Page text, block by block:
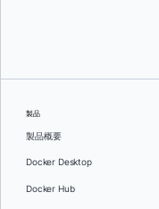
製品
製品概要
Docker Desktop
Docker Hub